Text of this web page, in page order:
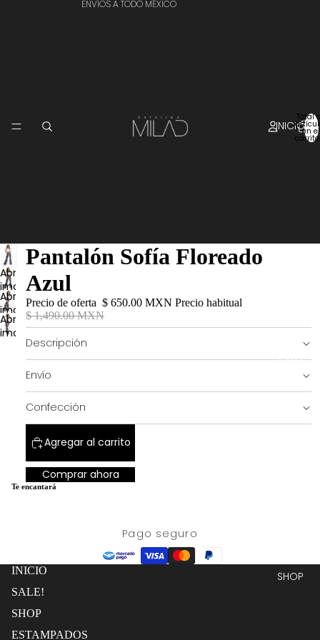
ENVÍOS A TODO MÉXICO
INICIO
SALE!
SHOP
Total
en el
Abrir
imagen
a
pantalla
completa
Abrir
imagen
a
pantalla
completa
Abrir
imagen
pantalla
completa
Pantalón Sofía Floreado
Azul
Precio de oferta $ 650.00 MXN Precio habitual
$ 1,490.00 MXN
Descripción
Envío
Confección
Agregar al carrito
Comprar ahora
Te encantará
Pago seguro
INICIO
SALE!
SHOP
ESTAMPADOS